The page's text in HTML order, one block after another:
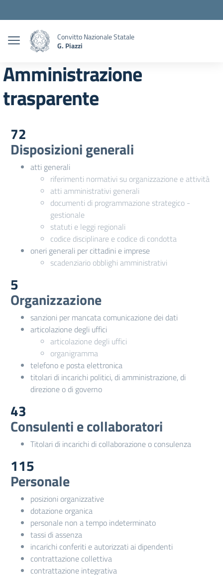
Convitto Nazionale Statale
G. Piazzi
Amministrazione
trasparente
72
Disposizioni generali
atti generali
riferimenti normativi su organizzazione e attività
atti amministrativi generali
documenti di programmazione strategico -
gestionale
statuti e leggi regionali
codice disciplinare e codice di condotta
oneri generali per cittadini e imprese
scadenziario obblighi amministrativi
5
Organizzazione
sanzioni per mancata comunicazione dei dati
articolazione degli uffici
articolazione degli uffici
organigramma
telefono e posta elettronica
titolari di incarichi politici, di amministrazione, di
direzione o di governo
43
Consulenti e collaboratori
Titolari di incarichi di collaborazione o consulenza
115
Personale
posizioni organizzative
dotazione organica
personale non a tempo indeterminato
tassi di assenza
incarichi conferiti e autorizzati ai dipendenti
contrattazione collettiva
contrattazione integrativa